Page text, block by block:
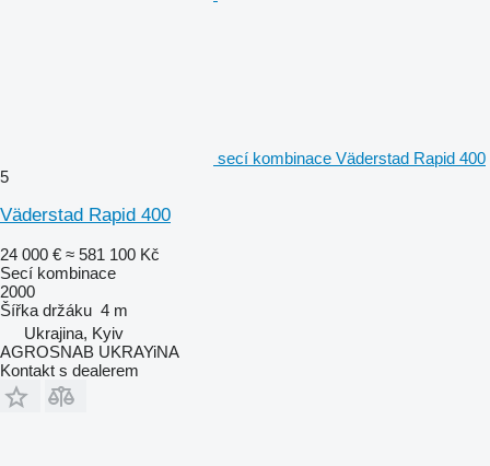
secí kombinace Väderstad Rapid 400
5
Väderstad Rapid 400
24 000 € ≈ 581 100 Kč
Secí kombinace
2000
Šířka držáku 4 m
Ukrajina, Kyiv
AGROSNAB UKRAYiNA
Kontakt s dealerem